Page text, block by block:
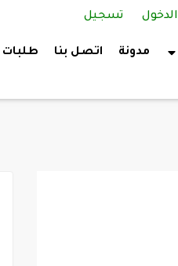
تسجيل
مدونة اتصل بنا طلبات